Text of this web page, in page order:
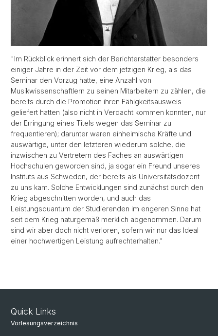
"Im Rückblick erinnert sich der Berichterstatter besonders
einiger Jahre in der Zeit vor dem jetzigen Krieg, als das
Seminar den Vorzug hatte, eine Anzahl von
Musikwissenschaftlern zu seinen Mitarbeitern zu zählen, die
bereits durch die Promotion ihren Fähigkeitsausweis
geliefert hatten (also nicht in Verdacht kommen konnten, nur
der Erringung eines Titels wegen das Seminar zu
frequentieren); darunter waren einheimische Kräfte und
auswärtige, unter den letzteren wiederum solche, die
inzwischen zu Vertretern des Faches an auswärtigen
Hochschulen geworden sind, ja sogar ein Freund unseres
Instituts aus Schweden, der bereits als Universitätsdozent
zu uns kam. Solche Entwicklungen sind zunächst durch den
Krieg abgeschnitten worden, und auch das
Leistungsquantum der Studierenden im engeren Sinne hat
seit dem Krieg naturgemäß merklich abgenommen. Darum
sind wir aber doch nicht verloren, sofern wir nur das Ideal
einer hochwertigen Leistung aufrechterhalten."
Quick Links
Vorlesungsverzeichnis